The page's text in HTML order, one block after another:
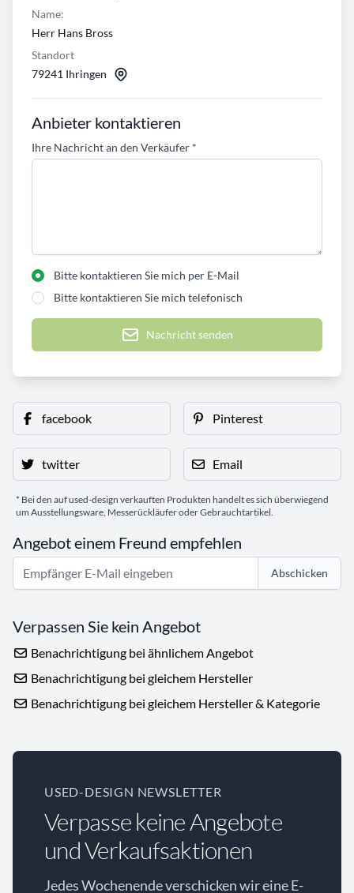
Name:
Herr Hans Bross
Standort
79241 Ihringen
Anbieter kontaktieren
Ihre Nachricht an den Verkäufer *
Bitte kontaktieren Sie mich per E-Mail
Bitte kontaktieren Sie mich telefonisch
Nachricht senden
facebook Pinterest
twitter Email
* Bei den auf used-design verkauften Produkten handelt es sich überwiegend
um Ausstellungsware, Messerückläufer oder Gebrauchtartikel.
Angebot einem Freund empfehlen
Abschicken
Verpassen Sie kein Angebot
Benachrichtigung bei ähnlichem Angebot
Benachrichtigung bei gleichem Hersteller
Benachrichtigung bei gleichem Hersteller & Kategorie
USED-DESIGN NEWSLETTER
Verpasse keine Angebote
und Verkaufsaktionen
Jedes Wochenende verschicken wir eine E-